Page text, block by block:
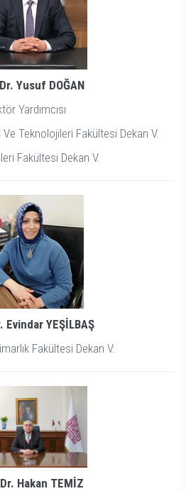
Yusuf DOĞAN
Yardımcısı
Ve Teknolojileri Fakültesi Dekan V.
Fakültesi Dekan V.
Evindar YEŞİLBAŞ
Fakültesi Dekan V.
Hakan TEMİZ